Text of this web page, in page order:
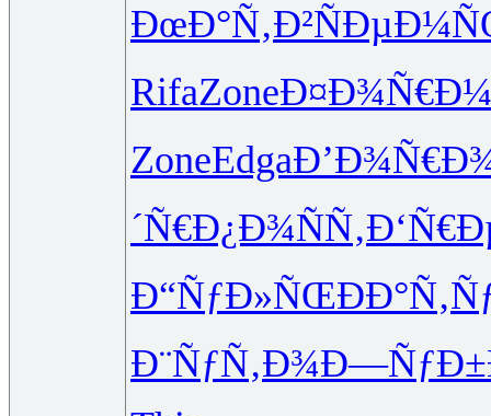
ÐœÐ°Ñ‚Ð²
RifaZoneÐ¤Ð¾Ñ€Ð¼
ZoneEdga
´Ñ€Ð¿Ð¾ÑÑ‚
Ð“ÑƒÐ»ÑŒ
Ð¨ÑƒÑ‚Ð¾